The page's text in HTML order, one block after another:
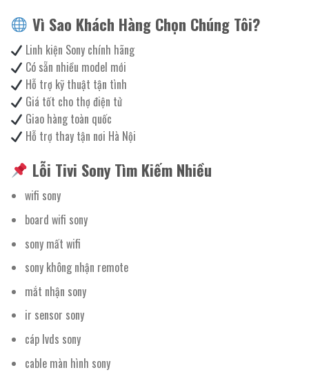
Vì Sao Khách Hàng Chọn Chúng Tôi?
Linh kiện Sony chính hãng
Có sẵn nhiều model mới
Hỗ trợ kỹ thuật tận tình
Giá tốt cho thợ điện tử
Giao hàng toàn quốc
Hỗ trợ thay tận nơi Hà Nội
Lỗi Tivi Sony Tìm Kiếm Nhiều
wifi sony
board wifi sony
sony mất wifi
sony không nhận remote
mắt nhận sony
ir sensor sony
cáp lvds sony
cable màn hình sony